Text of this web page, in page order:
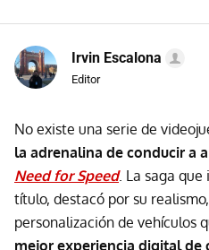
Irvin Escalona
Editor
No existe una serie de
la adrenalina de conducir a
Need for Speed. La saga que
título, destacó por su
personalización de vehículos
mejor experiencia digital de